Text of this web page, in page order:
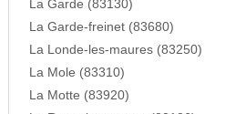
La Garde (83130)
La Garde-freinet (83680)
La Londe-les-maures (83250)
La Mole (83310)
La Motte (83920)